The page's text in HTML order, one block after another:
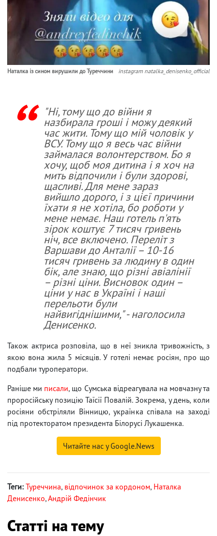
Наталка із сином вирушили до Туреччини instagram natalka_denisenko_official
"Ні, тому що до війни я
назбирала гроші і можу деякий
час жити. Тому що мій чоловік у
ВСУ. Тому що я весь час війни
займалася волонтерством. Бо я
хочу, щоб моя дитина і я хоч на
мить відпочили і були здорові,
щасливі. Для мене зараз
вийшло дорого, і з цієї причини
їхати я не хотіла, бо роботи у
мене немає. Наш готель п'ять
зірок коштує 7 тисяч гривень
ніч, все включено. Переліт з
Варшави до Анталії – 10-16
тисяч гривень за людину в один
бік, але знаю, що різні авіалінії
– різні ціни. Висновок один –
ціни у нас в Україні і наші
перельоти були
найвигіднішими," - наголосила
Денисенко.
Також актриса розповіла, що в неї зникла тривожність, з
якою вона жила 5 місяців. У готелі немає росіян, про що
подбали туроператори.
Раніше ми писали, що Сумська відреагувала на мовчазну та
проросійську позицію Таїсії Повалій. Зокрема, у день, коли
росіяни обстріляли Вінницю, українка співала на заході
під протекторатом президента Білорусі Лукашенка.
Читайте нас у Google.News
Теги: Туреччина, відпочинок за кордоном, Наталка
Денисенко,Андрій Федінчик
Статті на тему